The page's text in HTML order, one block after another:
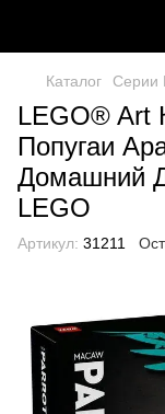
Каталог Серии
LEGO® Art
Попугаи
Домашний
LEGO
Артикул: 31211